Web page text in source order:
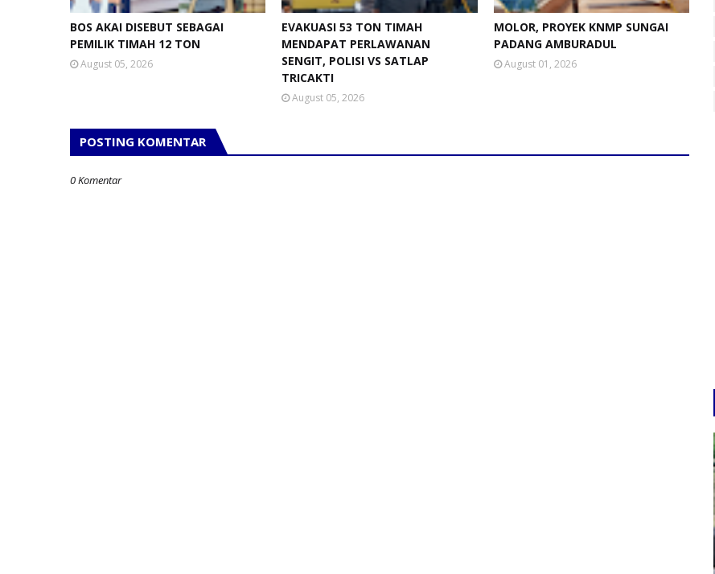
BOS AKAI DISEBUT SEBAGAI
PEMILIK TIMAH 12 TON
August 05, 2026
EVAKUASI 53 TON TIMAH
MENDAPAT PERLAWANAN
SENGIT, POLISI VS SATLAP
TRICAKTI
August 05, 2026
MOLOR, PROYEK KNMP SUNGAI
PADANG AMBURADUL
August 01, 2026
POSTING KOMENTAR
0 Komentar